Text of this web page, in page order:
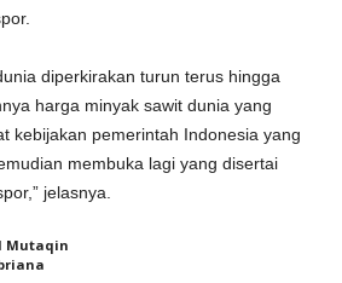
diperkirakan turun terus hingga
harga minyak sawit dunia yang
kebijakan pemerintah Indonesia yang
membuka lagi yang disertai
jelasnya.
Mutaqin